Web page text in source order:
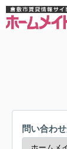
問い合わ